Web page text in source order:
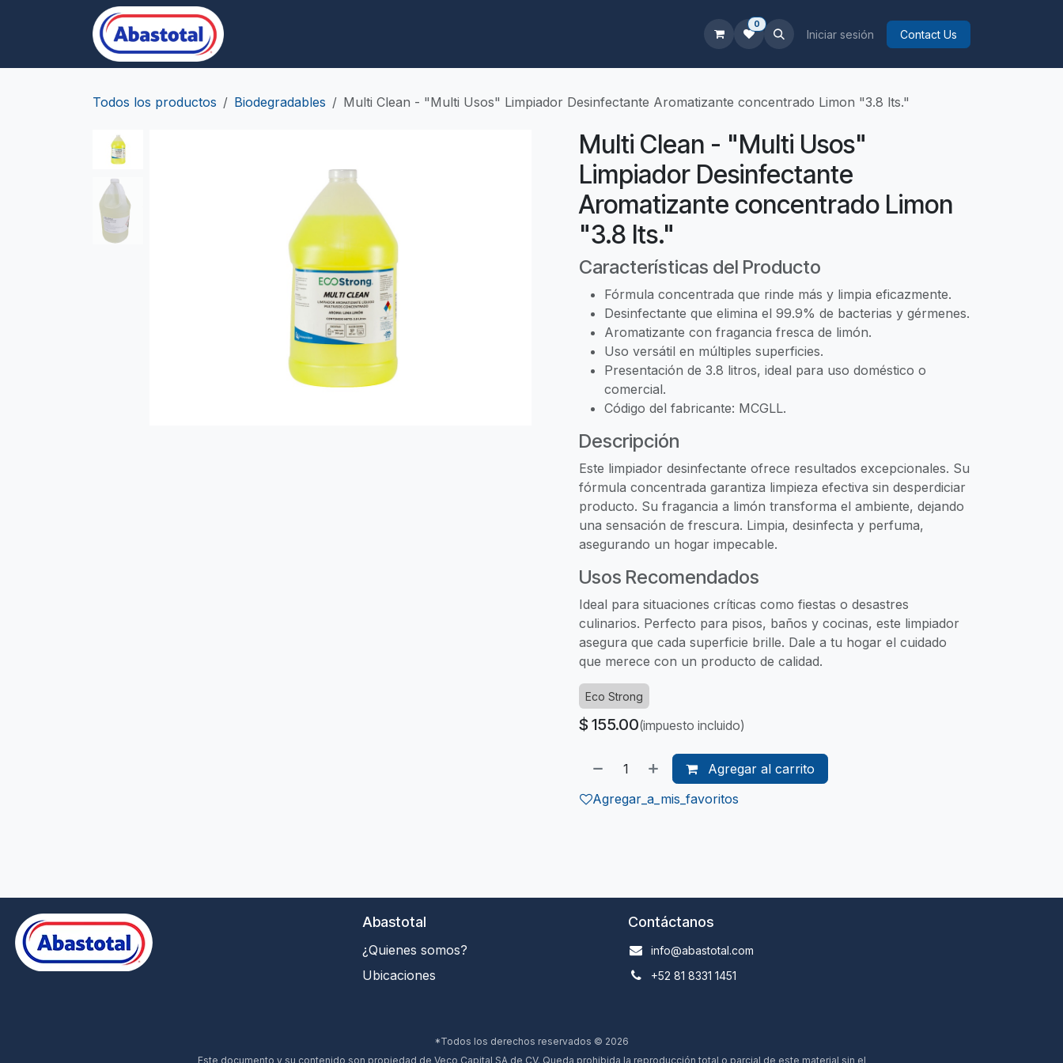
0
Iniciar sesión Contact Us
Todos los productos Biodegradables Multi Clean - "Multi Usos" Limpiador Desinfectante Aromatizante concentrado Limon "3.8 lts."
Multi Clean - "Multi Usos"
Limpiador Desinfectante
Aromatizante concentrado Limon
"3.8 lts."
Características del Producto
Fórmula concentrada que rinde más y limpia eficazmente.
Desinfectante que elimina el 99.9% de bacterias y gérmenes.
Aromatizante con fragancia fresca de limón.
Uso versátil en múltiples superficies.
Presentación de 3.8 litros, ideal para uso doméstico o
comercial.
Código del fabricante: MCGLL.
Descripción
Este limpiador desinfectante ofrece resultados excepcionales. Su
fórmula concentrada garantiza limpieza efectiva sin desperdiciar
producto. Su fragancia a limón transforma el ambiente, dejando
una sensación de frescura. Limpia, desinfecta y perfuma,
asegurando un hogar impecable.
Usos Recomendados
Ideal para situaciones críticas como fiestas o desastres
culinarios. Perfecto para pisos, baños y cocinas, este limpiador
asegura que cada superficie brille. Dale a tu hogar el cuidado
que merece con un producto de calidad.
Eco Strong
$ 155.00(impuesto incluido)
Agregar al carrito
Agregar_a_mis_favoritos
*Todos los derechos reservados © 2026
Este documento y su contenido son propiedad de Veco Capital SA de CV. Queda prohibida la reproducción total o parcial de este material sin el
Abastotal
¿Quienes somos?
Ubicaciones
Contáctanos
info@abastotal.com
+52 81 8331 1451